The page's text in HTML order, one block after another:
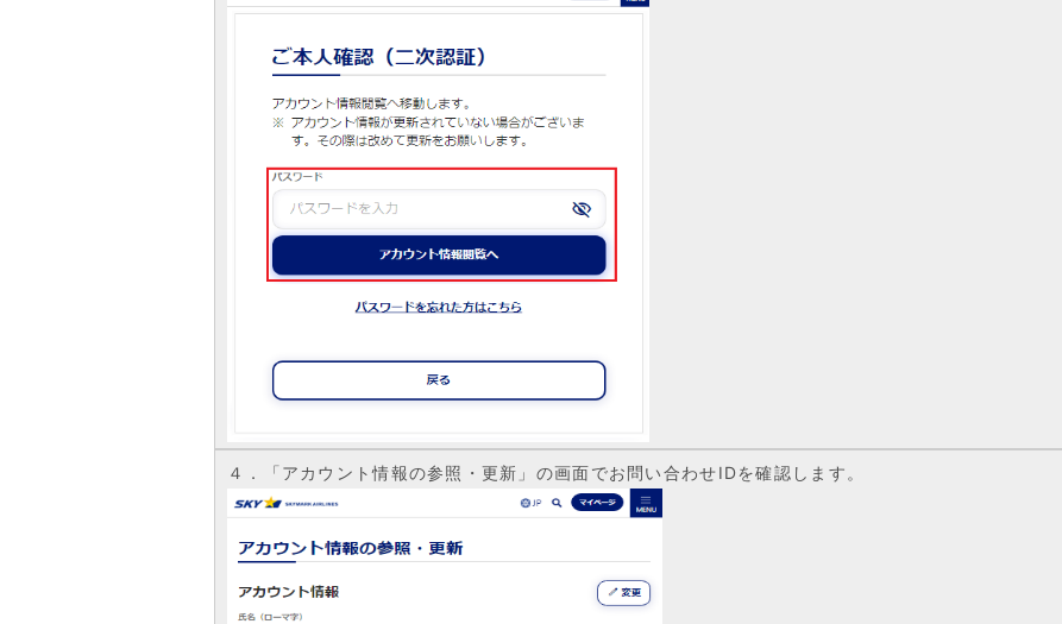
４．「アカウント情報の参照・更新」の画面でお問い合わせIDを確認します。